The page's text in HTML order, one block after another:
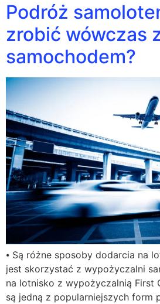
Podróż
zrobić wówczas
samochodem?
⦁ Są różne sposoby dodarcia na
jest skorzystać z wypożyczalni
na lotnisko z wypożyczalnią First
są jedną z popularniejszych form